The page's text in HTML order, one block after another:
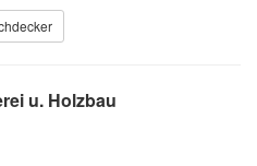
u. Holzbau